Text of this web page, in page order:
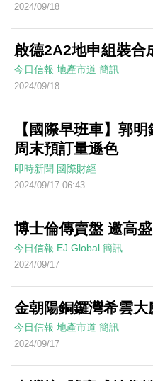
2024/09/18
啟德2A2地申組裝合
今日信報 地產市道 簡訊
2024/09/18
【國際早班車】郭
周末預訂量遜色
即時新聞 國際財經
2024/09/17 06:43
博士倫傳賣盤 邀高
今日信報 EJ Global 簡訊
2024/09/17
金朝陽銅鑼灣希雲大
今日信報 地產市道 簡訊
2024/09/17